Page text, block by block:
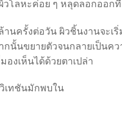
วโลหะค่อย ๆ หลุดลอกออก
านครั้งต่อวัน ผิวชิ้นงานจะเริ่
กนั้นขยายตัวจนกลายเป็นคว
งเห็นได้ด้วยตาเปล่า
เทชันมักพบใน